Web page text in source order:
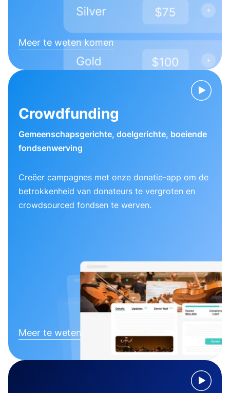
Meer te weten komen
Crowdfunding
Gemeenschapsgerichte, doelgerichte, boeiende
fondsenwerving
Creëer campagnes met onze donatie-app om de
betrokkenheid van donateurs te vergroten en
crowdsourced fondsen te werven.
Meer te weten komen